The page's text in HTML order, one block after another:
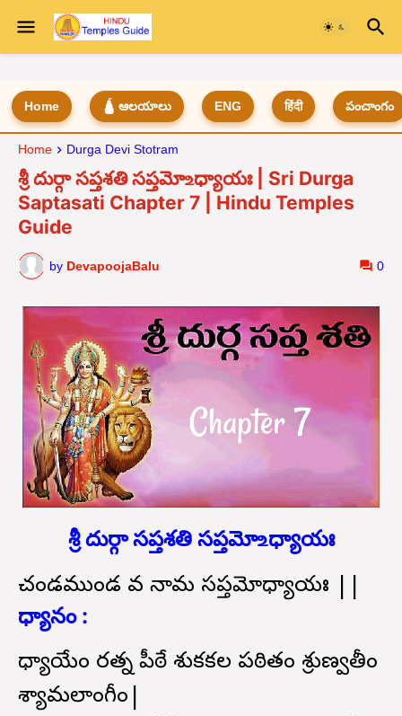
Home 🛕 ఆలయాలు ENG हिंदी పంచాంగం
Home Durga Devi Stotram
శ్రీ దుర్గా సప్తశతి సప్తమో ‌உధ్యాయః | Sri Durga
Saptasati Chapter 7 | Hindu Temples
Guide
by DevapoojaBalu 0
శ్రీ దుర్గా సప్తశతి సప్తమో ‌உధ్యాయః
చండముండ వధో నామ సప్తమోధ్యాయః ||
ధ్యానం :
ధ్యాయేం రత్న పీఠే శుకకల పఠితం శ్రుణ్వతీం
శ్యామలాంగీం|